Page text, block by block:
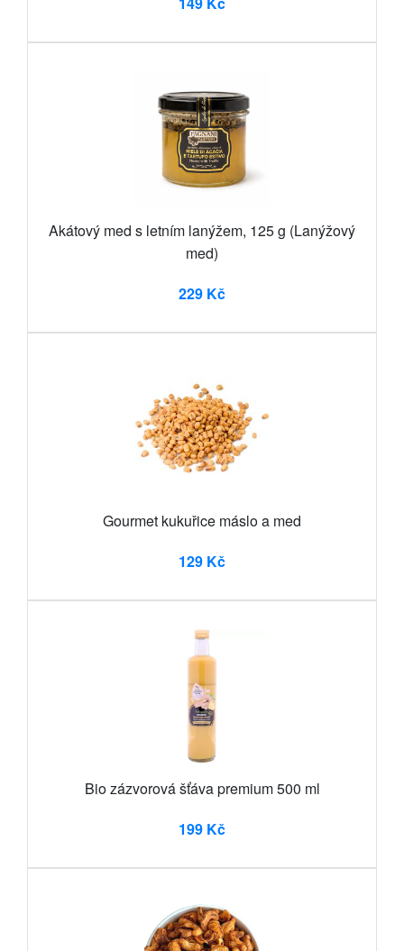
Akátový med s letním lanýžem, 125 g (Lanýžový
med)
229 Kč
Gourmet kukuřice máslo a med
129 Kč
Bio zázvorová šťáva premium 500 ml
199 Kč